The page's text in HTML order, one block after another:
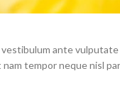
ante vulputate
tempor neque nisl